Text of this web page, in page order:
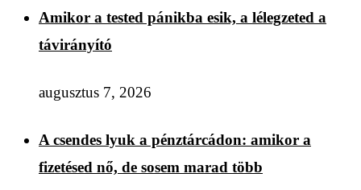
Amikor a tested pánikba esik, a lélegzeted a
távirányító
augusztus 7, 2026
A csendes lyuk a pénztárcádon: amikor a
fizetésed nő, de sosem marad több